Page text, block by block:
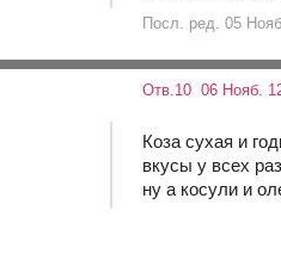
Посл. ред. 05
Отв.10 06 Нояб.
Коза сухая и
вкусы у всех
ну а косули и